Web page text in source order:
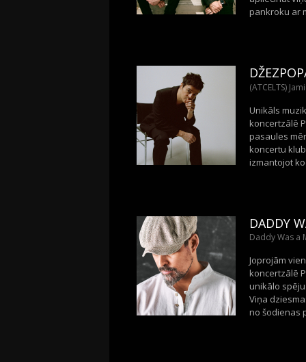
pankroku ar
(ATCELTS)
Unikāls
koncertzālē
pasaules
koncertu
izmantojot
DADDY
Daddy Was a
Joprojām
koncertzālē
unikālo
Viņa
no šodienas